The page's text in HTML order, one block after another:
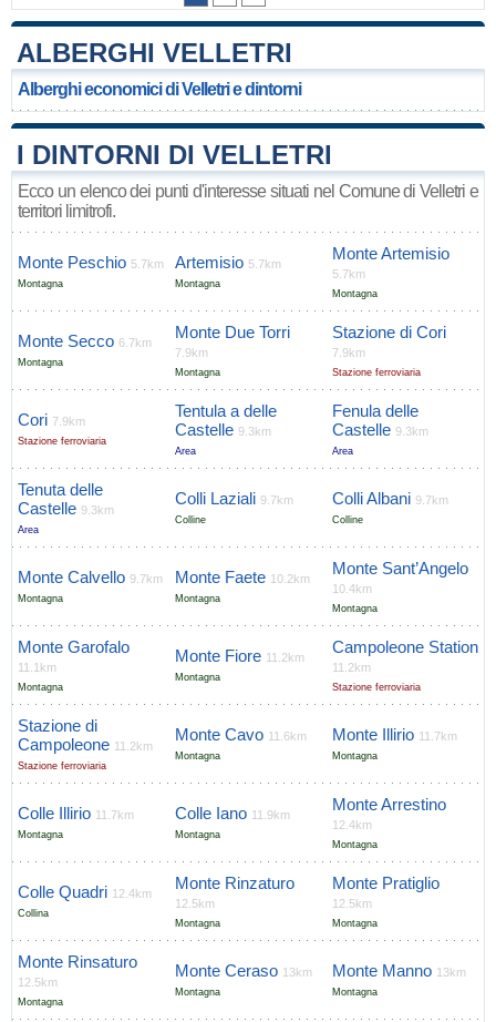
ALBERGHI VELLETRI
Alberghi economici di Velletri e dintorni
I DINTORNI DI VELLETRI
Ecco un elenco dei punti d'interesse situati nel Comune di Velletri e
territori limitrofi.
Monte Peschio 5.7km
Montagna
Artemisio 5.7km
Montagna
Monte Artemisio
5.7km
Montagna
Monte Secco 6.7km
Montagna
Monte Due Torri
7.9km
Montagna
Stazione di Cori
7.9km
Stazione ferroviaria
Cori 7.9km
Stazione ferroviaria
Tentula a delle
Castelle 9.3km
Area
Fenula delle
Castelle 9.3km
Area
Tenuta delle
Castelle 9.3km
Area
Colli Laziali 9.7km
Colline
Colli Albani 9.7km
Colline
Monte Calvello 9.7km
Montagna
Monte Faete 10.2km
Montagna
Monte Sant’Angelo
10.4km
Montagna
Monte Garofalo
11.1km
Montagna
Monte Fiore 11.2km
Montagna
Campoleone Station
11.2km
Stazione ferroviaria
Stazione di
Campoleone 11.2km
Stazione ferroviaria
Monte Cavo 11.6km
Montagna
Monte Illirio 11.7km
Montagna
Colle Illirio 11.7km
Montagna
Colle Iano 11.9km
Montagna
Monte Arrestino
12.4km
Montagna
Colle Quadri 12.4km
Collina
Monte Rinzaturo
12.5km
Montagna
Monte Pratiglio
12.5km
Montagna
Monte Rinsaturo
12.5km
Montagna
Monte Ceraso 13km
Montagna
Monte Manno 13km
Montagna